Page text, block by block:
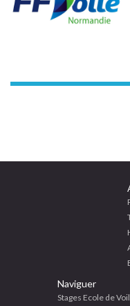
Naviguer
Stages Ecole de